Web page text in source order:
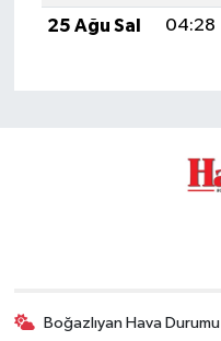
25 Ağu Sal
04:28
Boğazlıyan Hava Durumu